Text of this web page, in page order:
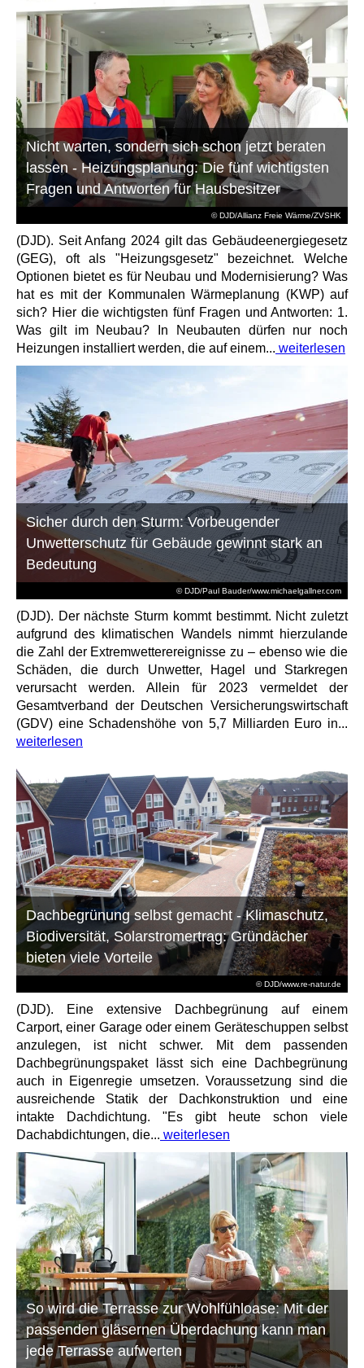
© DJD/Allianz Freie Wärme/ZVSHK
Nicht warten, sondern sich schon jetzt beraten
lassen - Heizungsplanung: Die fünf wichtigsten
Fragen und Antworten für Hausbesitzer
(DJD). Seit Anfang 2024 gilt das Gebäudeenergiegesetz
(GEG), oft als "Heizungsgesetz" bezeichnet. Welche
Optionen bietet es für Neubau und Modernisierung? Was
hat es mit der Kommunalen Wärmeplanung (KWP) auf
sich? Hier die wichtigsten fünf Fragen und Antworten: 1.
Was gilt im Neubau? In Neubauten dürfen nur noch
Heizungen installiert werden, die auf einem... weiterlesen
© DJD/Paul Bauder/www.michaelgallner.com
Sicher durch den Sturm: Vorbeugender
Unwetterschutz für Gebäude gewinnt stark an
Bedeutung
(DJD). Der nächste Sturm kommt bestimmt. Nicht zuletzt
aufgrund des klimatischen Wandels nimmt hierzulande
die Zahl der Extremwetterereignisse zu – ebenso wie die
Schäden, die durch Unwetter, Hagel und Starkregen
verursacht werden. Allein für 2023 vermeldet der
Gesamtverband der Deutschen Versicherungswirtschaft
(GDV) eine Schadenshöhe von 5,7 Milliarden Euro in...
weiterlesen
© DJD/www.re-natur.de
Dachbegrünung selbst gemacht - Klimaschutz,
Biodiversität, Solarstromertrag: Gründächer
bieten viele Vorteile
(DJD). Eine extensive Dachbegrünung auf einem
Carport, einer Garage oder einem Geräteschuppen selbst
anzulegen, ist nicht schwer. Mit dem passenden
Dachbegrünungspaket lässt sich eine Dachbegrünung
auch in Eigenregie umsetzen. Voraussetzung sind die
ausreichende Statik der Dachkonstruktion und eine
intakte Dachdichtung. "Es gibt heute schon viele
Dachabdichtungen, die... weiterlesen
So wird die Terrasse zur Wohlfühloase: Mit der
passenden gläsernen Überdachung kann man
jede Terrasse aufwerten